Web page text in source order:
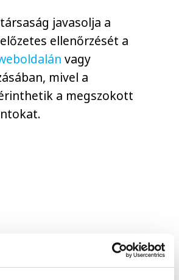
javasolja a
ellenőrzését a
vagy
mivel a
a megszokott